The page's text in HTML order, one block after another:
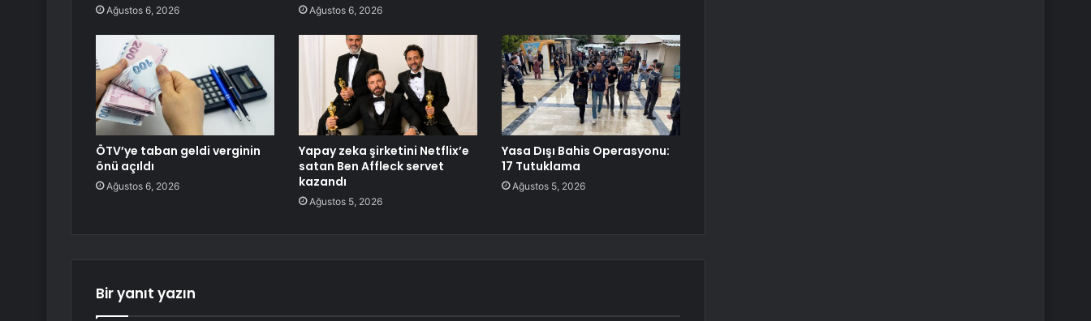
Ağustos 6, 2026 Ağustos 6, 2026
ÖTV’ye taban geldi verginin
önü açıldı
Ağustos 6, 2026
Yapay zeka şirketini Netflix’e
satan Ben Affleck servet
kazandı
Ağustos 5, 2026
Yasa Dışı Bahis Operasyonu:
17 Tutuklama
Ağustos 5, 2026
Bir yanıt yazın